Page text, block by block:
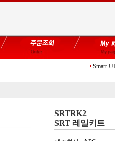
Smart-
SRTRK2
SRT 레일키트